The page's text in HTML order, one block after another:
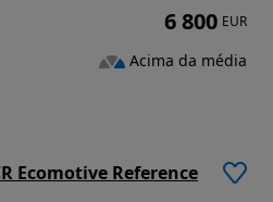
Ecomotive Reference
6 800 EUR
Acima da média